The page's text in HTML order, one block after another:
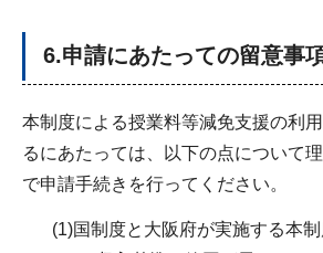
6.申請にあたっての留意事
本制度による授業料等減免支援の利
るにあたっては、以下の点について
で申請手続きを行ってください。
(1)国制度と大阪府が実施する本